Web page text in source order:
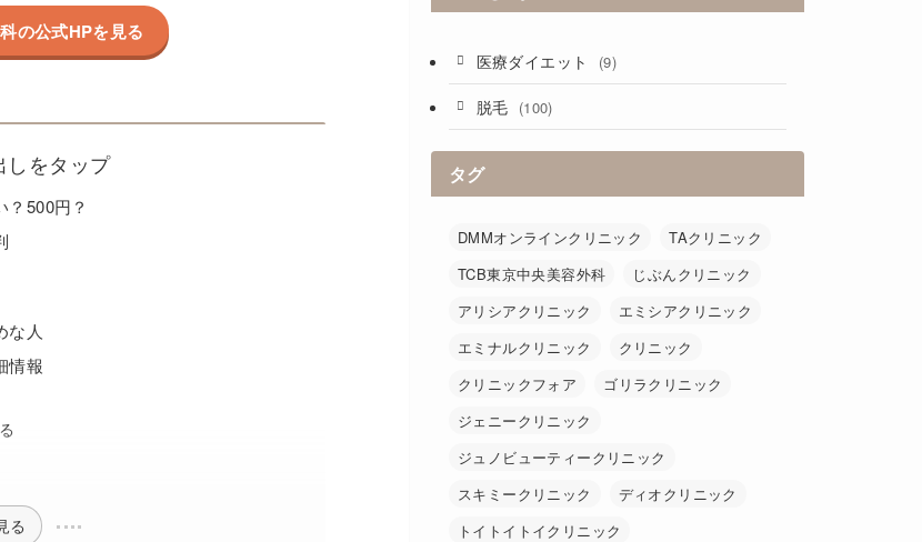
の公式HPを見る
しをタップ
500円？
な人
情報
る
医療ダイエット (9)
脱毛 (100)
タグ
DMMオンラインクリニック
TAクリニック
TCB東京中央美容外科
じぶんクリニック
アリシアクリニック
エミシアクリニック
エミナルクリニック
クリニック
クリニックフォア
ゴリラクリニック
ジェニークリニック
ジュノビューティークリニック
スキミークリニック
ディオクリニック
トイトイトイクリニック